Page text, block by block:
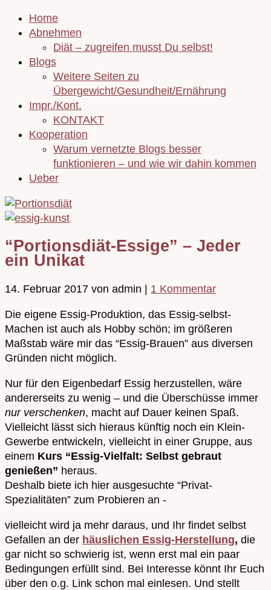
Home
Abnehmen
Diät – zugreifen musst Du selbst!
Blogs
Weitere Seiten zu
Übergewicht/Gesundheit/Ernährung
Impr./Kont.
KONTAKT
Kooperation
Warum vernetzte Blogs besser
funktionieren – und wie wir dahin kommen
Ueber
“Portionsdiät-Essige” – Jeder
ein Unikat
14. Februar 2017 von admin | 1 Kommentar
Die eigene Essig-Produktion, das Essig-selbst-
Machen ist auch als Hobby schön; im größeren
Maßstab wäre mir das “Essig-Brauen” aus diversen
Gründen nicht möglich.
Nur für den Eigenbedarf Essig herzustellen, wäre
andererseits zu wenig – und die Überschüsse immer
nur verschenken, macht auf Dauer keinen Spaß.
Vielleicht lässt sich hieraus künftig noch ein Klein-
Gewerbe entwickeln, vielleicht in einer Gruppe, aus
einem Kurs “Essig-Vielfalt: Selbst gebraut
genießen” heraus.
Deshalb biete ich hier ausgesuchte “Privat-
Spezialitäten” zum Probieren an -
vielleicht wird ja mehr daraus, und Ihr findet selbst
Gefallen an der häuslichen Essig-Herstellung, die
gar nicht so schwierig ist, wenn erst mal ein paar
Bedingungen erfüllt sind. Bei Interesse könnt Ihr Euch
über den o.g. Link schon mal einlesen. Und stellt